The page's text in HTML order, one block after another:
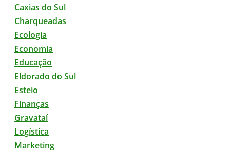
Caxias do Sul
Charqueadas
Ecologia
Economia
Educação
Eldorado do Sul
Esteio
Finanças
Gravataí
Logística
Marketing